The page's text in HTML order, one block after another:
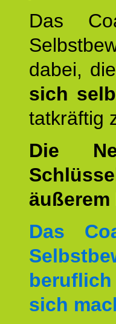
Das
dabei,
sich
tatkräftig
Die
äußerem
Das
sich